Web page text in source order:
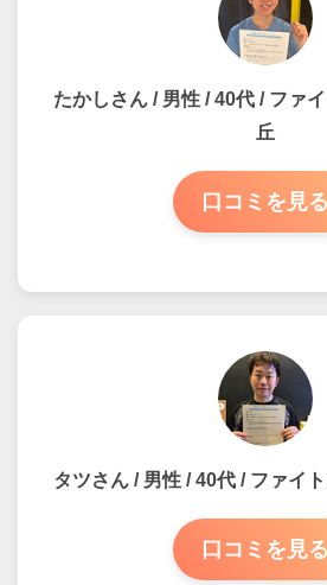
たかしさん / 男性 / 40代 / ファ
丘
口コミを見る
タツさん / 男性 / 40代 / ファイ
口コミを見る